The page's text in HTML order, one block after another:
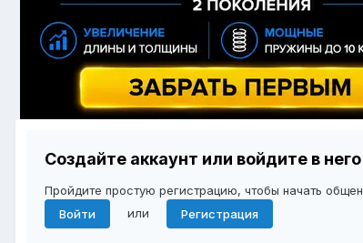
Создайте аккаунт или войдите в
Пройдите простую регистрацию, чтобы начать
Войти
или Регистрация